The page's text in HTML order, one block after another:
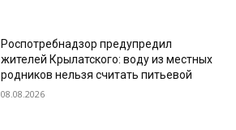
Роспотребнадзор предупредил
жителей Крылатского: воду из местных
родников нельзя считать питьевой
08.08.2026